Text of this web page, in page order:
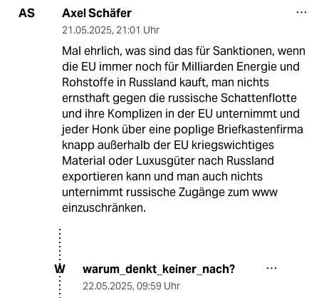
AS Axel Schäfer
21.05.2025, 21:01 Uhr
Mal ehrlich, was sind das für Sanktionen, wenn
die EU immer noch für Milliarden Energie und
Rohstoffe in Russland kauft, man nichts
ernsthaft gegen die russische Schattenflotte
und ihre Komplizen in der EU unternimmt und
jeder Honk über eine poplige Briefkastenfirma
knapp außerhalb der EU kriegswichtiges
Material oder Luxusgüter nach Russland
exportieren kann und man auch nichts
unternimmt russische Zugänge zum www
einzuschränken.
W warum_denkt_keiner_nach?
22.05.2025, 09:59 Uhr